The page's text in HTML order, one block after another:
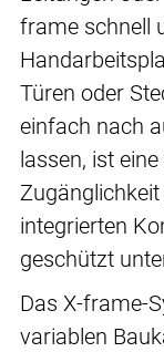
frame schnell
Türen oder
einfach nach
lassen, ist
integrierten
geschützt
Das X-frame-
variablen